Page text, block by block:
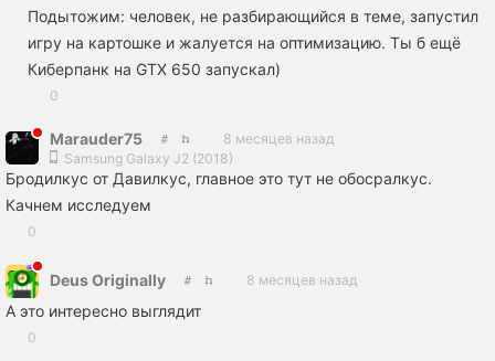
Подытожим: человек, не разбирающийся в теме, запустил
игру на картошке и жалуется на оптимизацию. Ты б ещё
Киберпанк на GTX 650 запускал)
0
Marauder75
8 месяцев назад
Samsung Galaxy J2 (2018)
Бродилкус от Давилкус, главное это тут не обосралкус.
Качнем исследуем
0
Deus Originally 8 месяцев назад
А это интересно выглядит
0